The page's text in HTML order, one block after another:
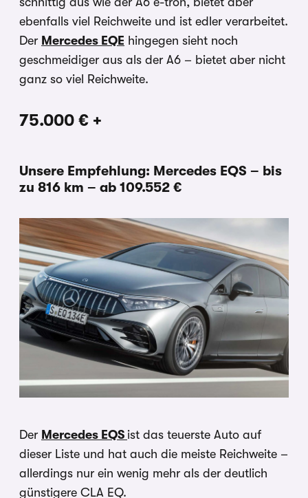
ebenfalls viel Reichweite und ist edler verarbeitet.
Der Mercedes EQE hingegen sieht noch
geschmeidiger aus als der A6 – bietet aber nicht
ganz so viel Reichweite.
75.000 € +
Unsere Empfehlung: Mercedes EQS – bis
zu 816 km – ab 109.552 €
Der Mercedes EQS ist das teuerste Auto auf
dieser Liste und hat auch die meiste Reichweite –
allerdings nur ein wenig mehr als der deutlich
günstigere CLA EQ.